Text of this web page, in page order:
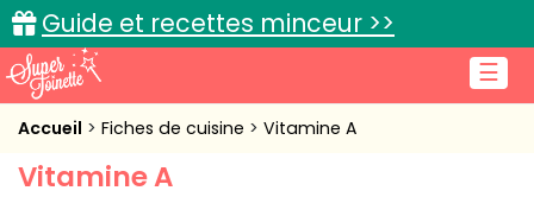
☰
Guide et recettes minceur >>
Accueil
Recettes de cuisine
Accueil Fiches de cuisine Vitamine A
Vitamine A